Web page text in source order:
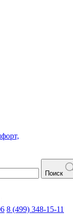
Поиск
8 (499) 348-15-11